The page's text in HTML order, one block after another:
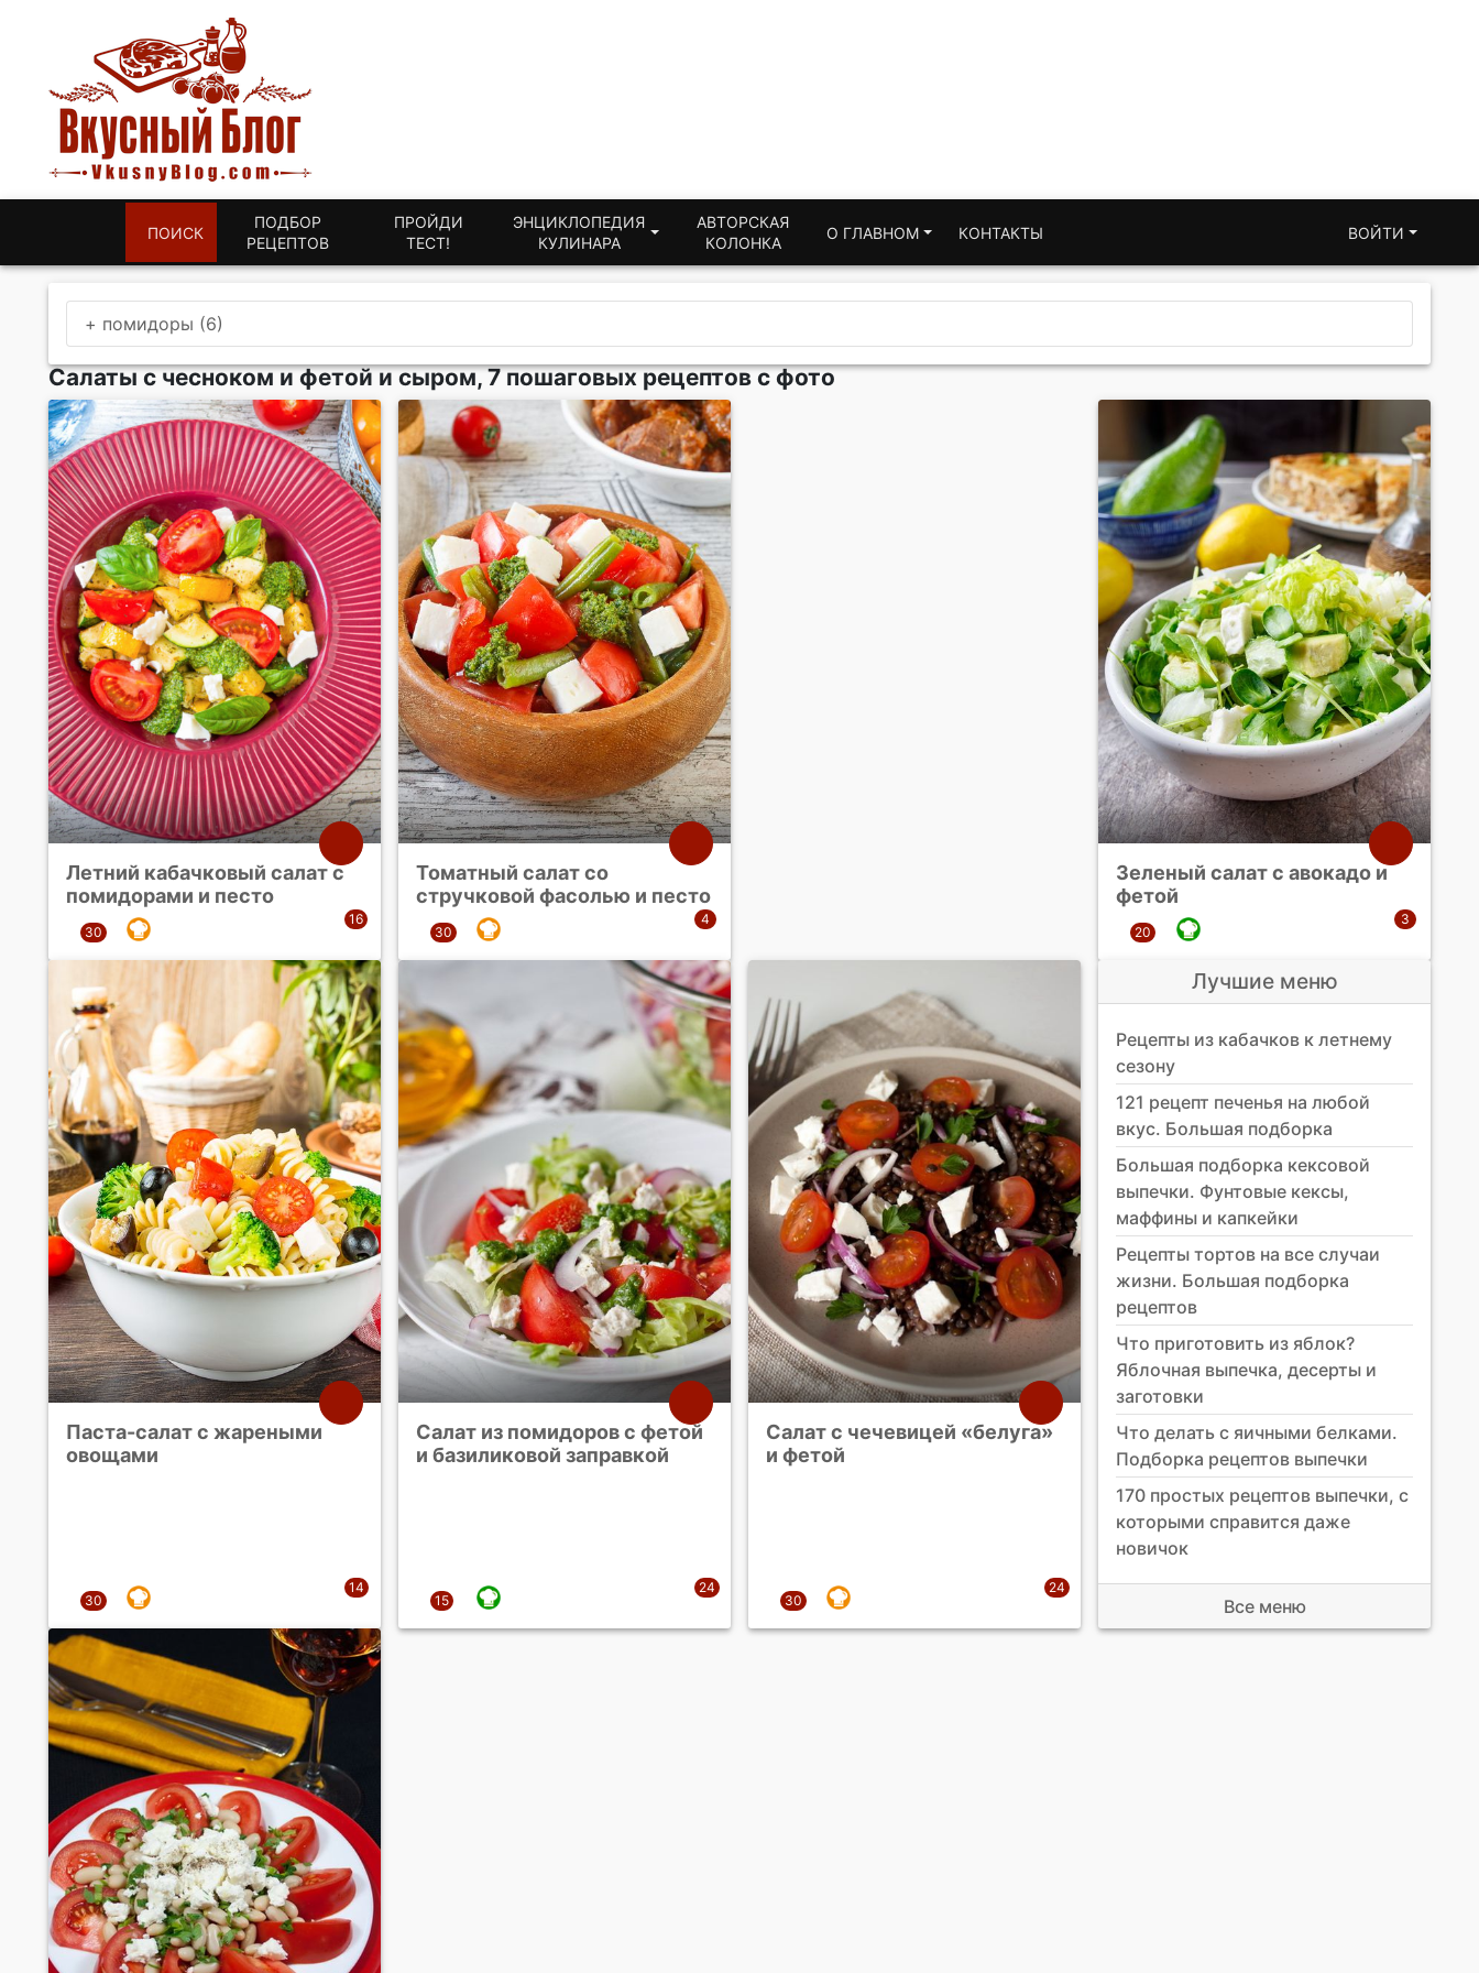
ПОИСК
ПОДБОР
РЕЦЕПТОВ
ПРОЙДИ
ТЕСТ!
ЭНЦИКЛОПЕДИЯ
КУЛИНАРА
АВТОРСКАЯ
КОЛОНКА
О ГЛАВНОМ КОНТАКТЫ ВОЙТИ
+ помидоры (6)
Салаты с чесноком и фетой и сыром, 7 пошаговых рецептов с фото
Летний кабачковый салат с
помидорами и песто
Томатный салат со
стручковой фасолью и песто
Зеленый салат с авокадо и
фетой
Паста-салат с жареными
овощами
Салат из помидоров с фетой
и базиликовой заправкой
Салат с чечевицей «белуга»
и фетой
Лучшие меню
Рецепты из кабачков к летнему
сезону
121 рецепт печенья на любой
вкус. Большая подборка
Большая подборка кексовой
выпечки. Фунтовые кексы,
маффины и капкейки
Рецепты тортов на все случаи
жизни. Большая подборка
рецептов
Что приготовить из яблок?
Яблочная выпечка, десерты и
заготовки
Что делать с яичными белками.
Подборка рецептов выпечки
170 простых рецептов выпечки, с
которыми справится даже
новичок
Все меню